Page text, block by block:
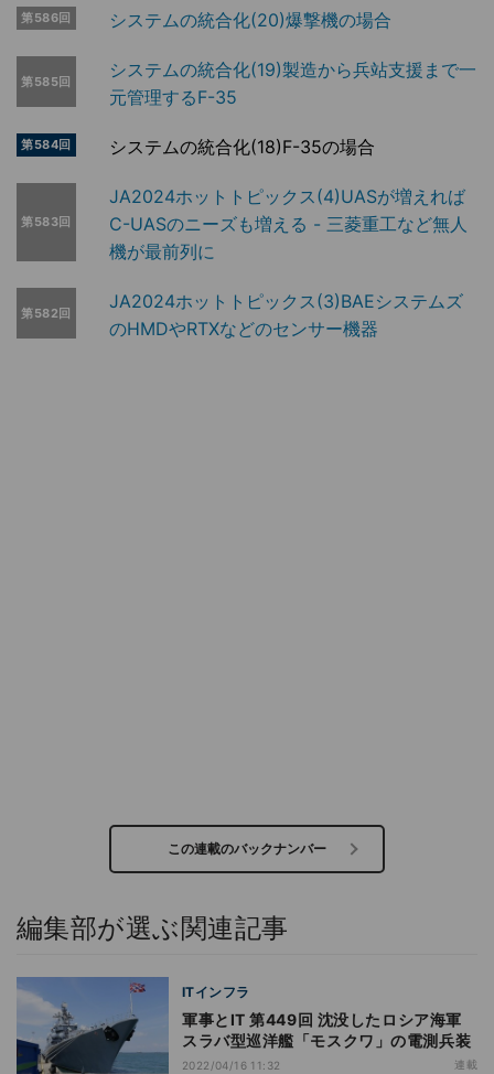
第586回 システムの統合化(20)爆撃機の場合
第585回
システムの統合化(19)製造から兵站支援まで一
元管理するF-35
第584回 システムの統合化(18)F-35の場合
第583回
JA2024ホットトピックス(4)UASが増えれば
C-UASのニーズも増える - 三菱重工など無人
機が最前列に
第582回
JA2024ホットトピックス(3)BAEシステムズ
のHMDやRTXなどのセンサー機器
この連載のバックナンバー
編集部が選ぶ関連記事
ITインフラ
軍事とIT 第449回 沈没したロシア海軍
スラバ型巡洋艦「モスクワ」の電測兵装
2022/04/16 11:32 連載